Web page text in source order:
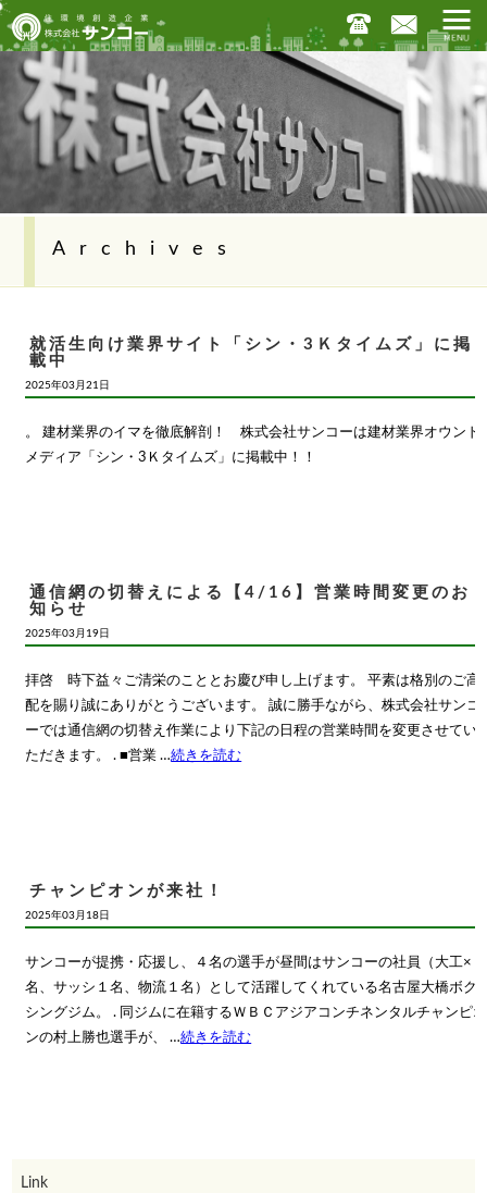
Archives
就活生向け業界サイト「シン・3Ｋタイムズ」に掲
載中
2025年03月21日
。 建材業界のイマを徹底解剖！ 株式会社サンコーは建材業界オウンド
メディア「シン・3Ｋタイムズ」に掲載中！！
通信網の切替えによる【4/16】営業時間変更のお
知らせ
2025年03月19日
拝啓 時下益々ご清栄のこととお慶び申し上げます。 平素は格別のご高
配を賜り誠にありがとうございます。 誠に勝手ながら、株式会社サンコ
ーでは通信網の切替え作業により下記の日程の営業時間を変更させてい
ただきます。 . ■営業 …続きを読む
チャンピオンが来社！
2025年03月18日
サンコーが提携・応援し、４名の選手が昼間はサンコーの社員（大工×２
名、サッシ１名、物流１名）として活躍してくれている名古屋大橋ボク
シングジム。 . 同ジムに在籍するＷＢＣアジアコンチネンタルチャンピオ
ンの村上勝也選手が、 …続きを読む
Link